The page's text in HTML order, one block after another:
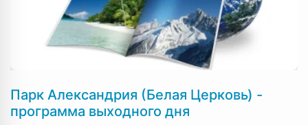
Парк Александрия (Белая Церковь) -
программа выходного дня